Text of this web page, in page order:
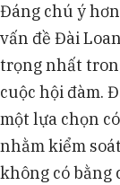
Đáng chú ý
vấn đề Đài
trọng nhất
cuộc hội đàm.
một lựa chọn
nhằm kiểm
không có bằng